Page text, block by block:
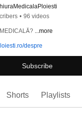
• 96 videos
...more
despre
Subscribe
Shorts Playlists